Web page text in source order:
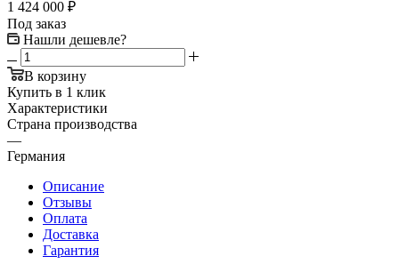
1 424 000 ₽
Под заказ
Нашли дешевле?
В корзину
Купить в 1 клик
Характеристики
Страна производства
—
Германия
Описание
Отзывы
Оплата
Доставка
Гарантия